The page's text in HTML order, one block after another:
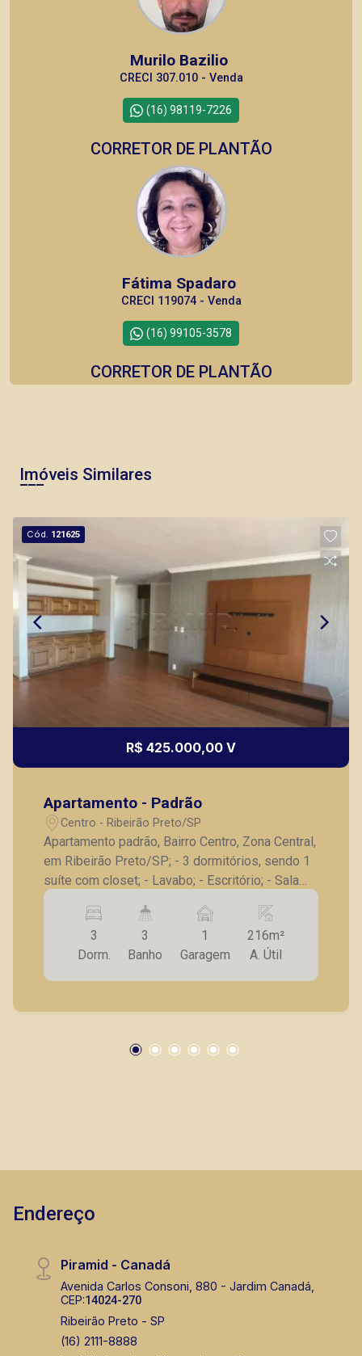
Murilo Bazilio
CRECI 307.010 - Venda
(16) 98119-7226
CORRETOR DE PLANTÃO
Fátima Spadaro
CRECI 119074 - Venda
(16) 99105-3578
CORRETOR DE PLANTÃO
Corretor(a) Online
CORRETOR DE PLANTÃO
Thamiris Leandra Benevides
(16) 99263-0551
Corretor(a) Online
CORRETOR DE PLANTÃO
Marcos Antonio Ferreira
(16) 99137-0754
(16) 99327-7979
Corretor(a) Online
CORRETOR DE PLANTÃO
Imóveis Similares
Cód. 121625
R$ 425.000,00 V
Apartamento - Padrão
Centro - Ribeirão Preto/SP
Apartamento padrão, Bairro Centro, Zona Central,
em Ribeirão Preto/SP; - 3 dormitórios, sendo 1
suíte com closet; - Lavabo; - Escritório; - Sala
para 3 ambientes; - Sacada; - Cozinha planejada;
- Área de serviço com armários;; - Dependência
de serviço; - 1 vaga de garagem. A Piramid tem
como objetivo atender seus clientes com
agilidade e segurança, em locação, vendas de
principais lançamentos da cidade de Ribeirão
3
Dorm.
3
Banho
1
Garagem
216m²
A. Útil
Endereço
Piramid - Canadá
Avenida Carlos Consoni, 880 - Jardim Canadá,
CEP:14024-270
Ribeirão Preto - SP
(16) 2111-8888